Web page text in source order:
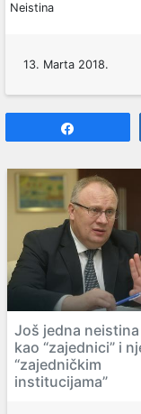
Neistina
13. Marta 2018.
Još jedna neistina
kao “zajednici” i
“zajedničkim
institucijama”